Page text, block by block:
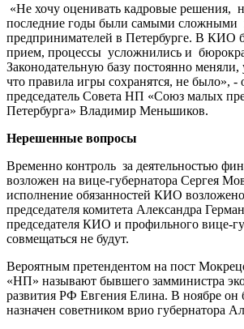
«Не хочу оценивать кадровые решения,
последние годы были самыми сложными
предпринимателей в Петербурге. В КИО
прием, процессы усложнились и
Законодательную базу постоянно меняли,
что правила игры сохранятся, не было», -
председатель Совета НП «Союз малых
Петербурга» Владимир Меньшиков.
Нерешенные вопросы
Временно контроль за деятельностью
возложен на вице-губернатора Сергея
исполнение обязанностей КИО возложено
председателя комитета Александра
председателя КИО и профильного вице-
совмещаться не будут.
Вероятным претендентом на пост
«НП» называют бывшего замминистра
развития РФ Евгения Елина. В ноябре он
назначен советником врио губернатора